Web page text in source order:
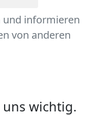
und informieren
von anderen
wichtig.